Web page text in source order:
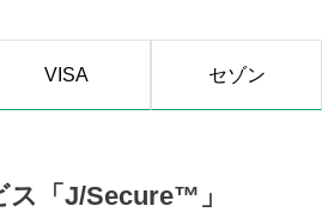
VISA セゾン
ス「J/Secure™」